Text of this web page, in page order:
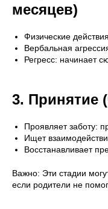
месяцев)
Физические
Вербальная
Регресс: начинает
3. Принятие
Проявляет заботу:
Ищет
Восстанавливает
Важно: Эти стадии
если родители не